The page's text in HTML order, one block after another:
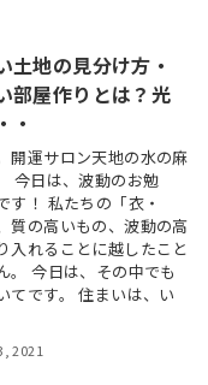
土地の見分け方・
部屋作りとは？光
・
開運サロン天地の水の麻
今日は、波動のお勉
す！ 私たちの「衣・
質の高いもの、波動の高
入れることに越したこと
。 今日は、その中でも
てです。 住まいは、い
2021